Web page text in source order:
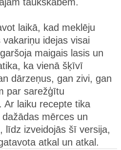
laikā, kad meklēju
idejas visai
maigais lasis un
ka vienā šķīvī
dārzeņus, gan zivi, gan
par sarežģītu
Ar laiku recepte tika
mērces un
līdz izveidojās šī versija,
atkal un atkal.